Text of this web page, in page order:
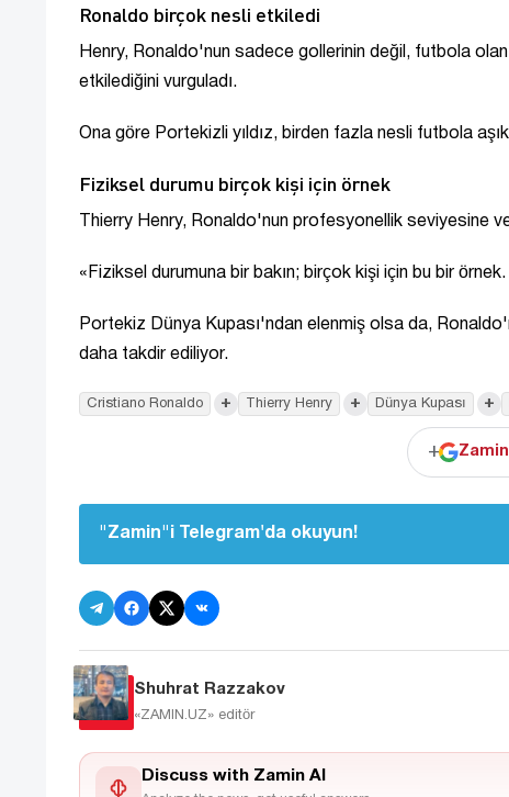
Ronaldo birçok nesli etkiledi
Henry, Ronaldo'nun sadece gollerinin değil, futbola olan
etkilediğini vurguladı.
Ona göre Portekizli yıldız, birden fazla nesli futbola
Fiziksel durumu birçok kişi için örnek
Thierry Henry, Ronaldo'nun profesyonellik seviyesine
«Fiziksel durumuna bir bakın; birçok kişi için bu bir
Portekiz Dünya Kupası'ndan elenmiş olsa da,
daha takdir ediliyor.
Cristiano Ronaldo + Thierry Henry + Dünya Kupası +
+
"Zamin"i Telegram'da okuyun!
Shuhrat Razzakov
«ZAMIN.UZ» editör
Discuss with Zamin AI